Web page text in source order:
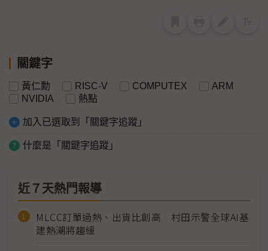
關鍵字
黃仁勳 RISC-V COMPUTEX
ARM
NVIDIA
熱點
加入已選取到「關鍵字追蹤」
什麼是「關鍵字追蹤」
近７天熱門報導
MLCC訂單過熱、出貨比創高 村田示警全球AI基
建熱潮將趨緩